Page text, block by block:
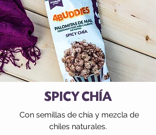
SPICY CHÍA
Con semillas de chía y mezcla de
chiles naturales.